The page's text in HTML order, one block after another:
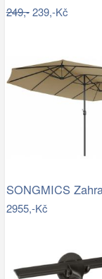
249,-239,-Kč
2955,-Kč